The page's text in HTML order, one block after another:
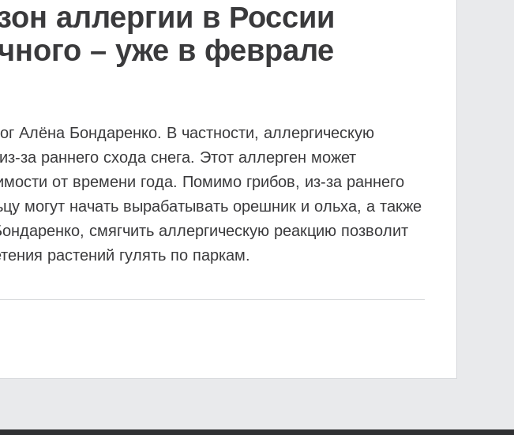
аллергии в России
– уже в феврале
Алёна Бондаренко. В частности, аллергическую
за раннего схода снега. Этот аллерген может
от времени года. Помимо грибов, из-за раннего
могут начать вырабатывать орешник и ольха, а также
смягчить аллергическую реакцию позволит
растений гулять по паркам.